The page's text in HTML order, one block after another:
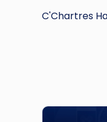
C'Chartres